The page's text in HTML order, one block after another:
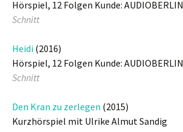
Hörspiel, 12 Folgen Kunde: AUDIOBERLIN
Schnitt
Heidi (2016)
Hörspiel, 12 Folgen Kunde: AUDIOBERLIN
Schnitt
Den Kran zu zerlegen (2015)
Kurzhörspiel mit Ulrike Almut Sandig